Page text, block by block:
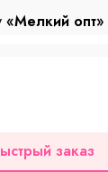
«Мелкий опт»
заказ